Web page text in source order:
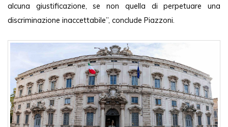
alcuna giustificazione, se non quella di perpetuare una
discriminazione inaccettabile”, conclude Piazzoni.